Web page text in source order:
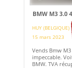
BMW M3 3.0
HUY (BELGIQUE)
15 mars 2023
Vends Bmw
impeccable.
BMW. TVA